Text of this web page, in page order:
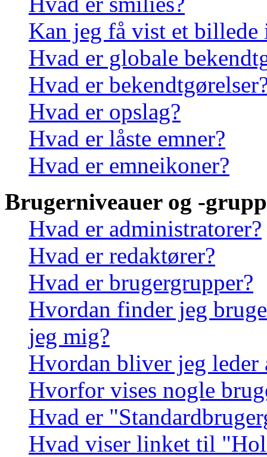
Kan jeg få vist et
Hvad er globale
Hvad er
Hvad er opslag?
Hvad er låste emner?
Hvad er emneikoner?
Brugerniveauer og -
Hvad er administratorer?
Hvad er redaktører?
Hvad er brugergrupper?
Hvordan finder jeg
jeg mig?
Hvordan bliver jeg leder
Hvorfor vises nogle
Hvad er
Hvad viser linket til